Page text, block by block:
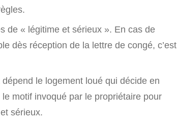
de « légitime et sérieux ». En cas de
dès réception de la lettre de congé, c’est
le logement loué qui décide en
motif invoqué par le propriétaire pour
sérieux.